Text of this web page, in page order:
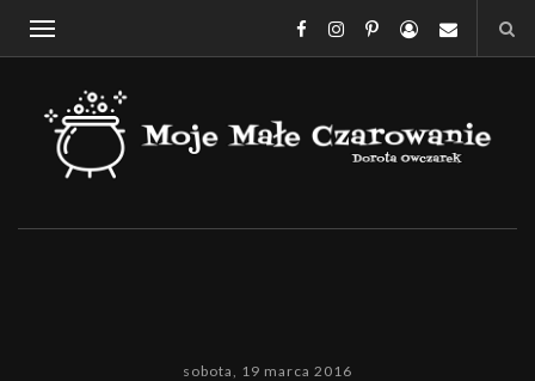
sobota, 19 marca 2016